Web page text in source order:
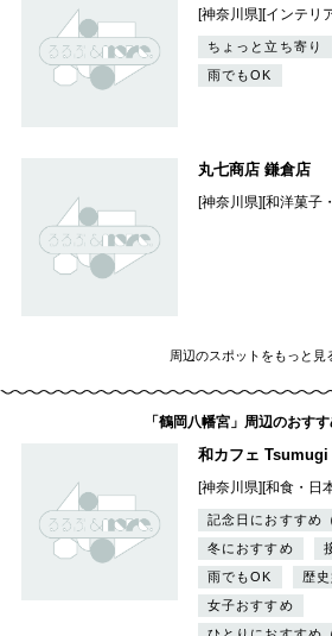
[神奈川県][インテリ
ちょっと立ち寄り
雨でもOK
丸七商店 鎌倉店
[神奈川県][和洋菓子
周辺のスポットをもっと見
「鶴岡八幡宮」周辺のおす
和カフェ Tsumugi
[神奈川県][和食・日
記念日におすすめ
冬におすすめ
雨でもOK
歴
女子おすすめ